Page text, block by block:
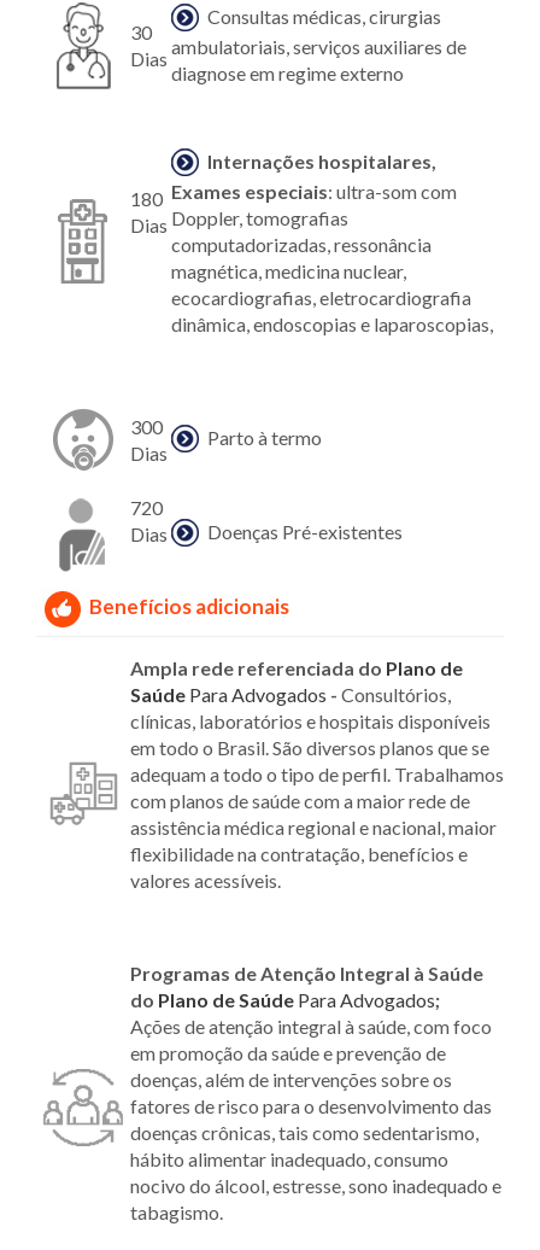
30
Dias
Consultas médicas, cirurgias
ambulatoriais, serviços auxiliares de
diagnose em regime externo
180
Dias
Internações hospitalares,
Exames especiais: ultra-som com
Doppler, tomografias
computadorizadas, ressonância
magnética, medicina nuclear,
ecocardiografias, eletrocardiografia
dinâmica, endoscopias e laparoscopias,
300
Dias
Parto à termo
720
Dias
Doenças Pré-existentes
Benefícios adicionais
Ampla rede referenciada do Plano de
Saúde Para Advogados - Consultórios,
clínicas, laboratórios e hospitais disponíveis
em todo o Brasil. São diversos planos que se
adequam a todo o tipo de perfil. Trabalhamos
com planos de saúde com a maior rede de
assistência médica regional e nacional, maior
flexibilidade na contratação, benefícios e
valores acessíveis.
Programas de Atenção Integral à Saúde
do Plano de Saúde Para Advogados;
Ações de atenção integral à saúde, com foco
em promoção da saúde e prevenção de
doenças, além de intervenções sobre os
fatores de risco para o desenvolvimento das
doenças crônicas, tais como sedentarismo,
hábito alimentar inadequado, consumo
nocivo do álcool, estresse, sono inadequado e
tabagismo.